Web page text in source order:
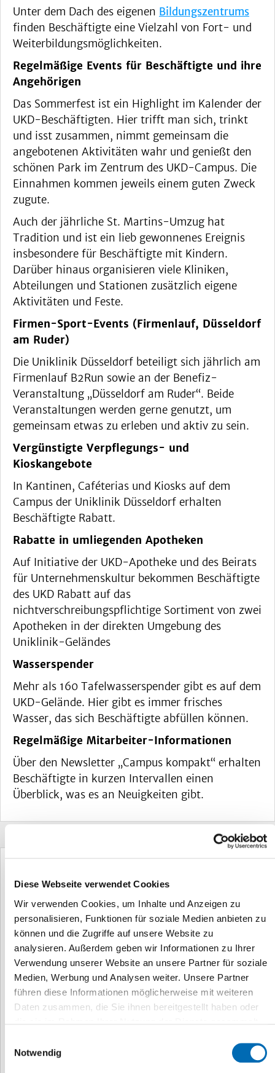
Diese Webseite verwendet Cookies
Wir verwenden Cookies, um Inhalte und Anzeigen zu
personalisieren, Funktionen für soziale Medien anbieten zu
können und die Zugriffe auf unsere Website zu
analysieren. Außerdem geben wir Informationen zu Ihrer
Verwendung unserer Website an unsere Partner für soziale
Medien, Werbung und Analysen weiter. Unsere Partner
führen diese Informationen möglicherweise mit weiteren
Daten zusammen, die Sie ihnen bereitgestellt haben oder
Notwendig
Unter dem Dach des eigenen Bildungszentrums
finden Beschäftigte eine Vielzahl von Fort- und
Weiterbildungsmöglichkeiten.
Regelmäßige Events für Beschäftigte und ihre
Angehörigen
Das Sommerfest ist ein Highlight im Kalender der
UKD-Beschäftigten. Hier trifft man sich, trinkt
und isst zusammen, nimmt gemeinsam die
angebotenen Aktivitäten wahr und genießt den
schönen Park im Zentrum des UKD-Campus. Die
Einnahmen kommen jeweils einem guten Zweck
zugute.
Auch der jährliche St. Martins-Umzug hat
Tradition und ist ein lieb gewonnenes Ereignis
insbesondere für Beschäftigte mit Kindern.
Darüber hinaus organisieren viele Kliniken,
Abteilungen und Stationen zusätzlich eigene
Aktivitäten und Feste.
Firmen-Sport-Events (Firmenlauf, Düsseldorf
am Ruder)
Die Uniklinik Düsseldorf beteiligt sich jährlich am
Firmenlauf B2Run sowie an der Benefiz-
Veranstaltung „Düsseldorf am Ruder“. Beide
Veranstaltungen werden gerne genutzt, um
gemeinsam etwas zu erleben und aktiv zu sein.
Vergünstigte Verpflegungs- und
Kioskangebote
In Kantinen, Caféterias und Kiosks auf dem
Campus der Uniklinik Düsseldorf erhalten
Beschäftigte Rabatt.
Rabatte in umliegenden Apotheken
Auf Initiative der UKD-Apotheke und des Beirats
für Unternehmenskultur bekommen Beschäftigte
des UKD Rabatt auf das
nichtverschreibungspflichtige Sortiment von zwei
Apotheken in der direkten Umgebung des
Uniklinik-Geländes
Wasserspender
Mehr als 160 Tafelwasserspender gibt es auf dem
UKD-Gelände. Hier gibt es immer frisches
Wasser, das sich Beschäftigte abfüllen können.
Regelmäßige Mitarbeiter-Informationen
Über den Newsletter „Campus kompakt“ erhalten
Beschäftigte in kurzen Intervallen einen
Überblick, was es an Neuigkeiten gibt.
Lebenshilfe und Gesundheit
Um die Gesundheit der Beschäftigten zu fördern,